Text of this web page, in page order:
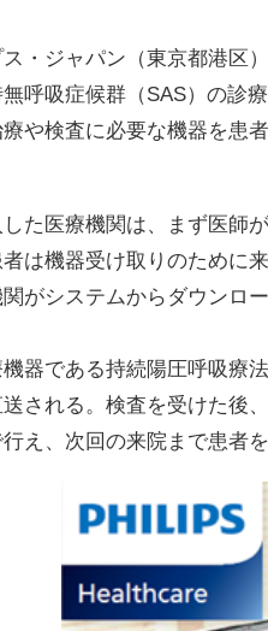
・ジャパン（東京都港区
呼吸症候群（SAS）の診
や検査に必要な機器を患
た医療機関は、まず医師
は機器受け取りのために
関がシステムからダウンロ
器である持続陽圧呼吸療
される。検査を受けた後
え、次回の来院まで患者